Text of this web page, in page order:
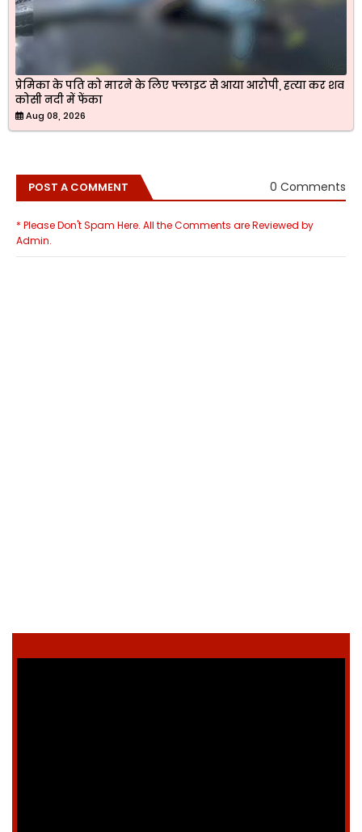
प्रेमिका के पति को मारने के लिए फ्लाइट से आया आरोपी, हत्या कर शव
कोसी नदी में फेंका
Aug 08, 2026
POST A COMMENT 0 Comments
* Please Don't Spam Here. All the Comments are Reviewed by
Admin.